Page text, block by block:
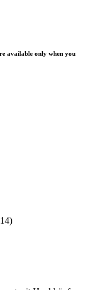
available only when you